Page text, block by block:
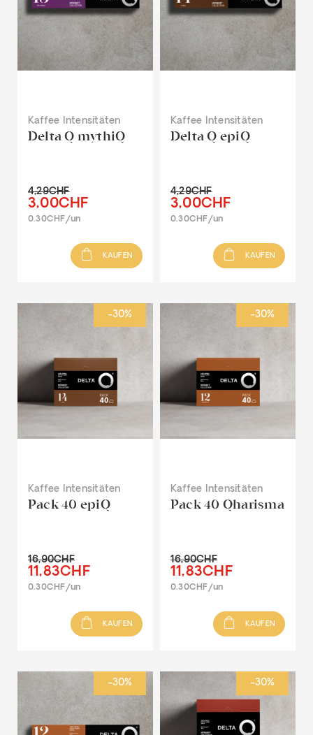
Kaffee Intensitäten
Delta Q mythiQ
4,29CHF
3,00CHF
0.30CHF/un
KAUFEN
Kaffee Intensitäten
Delta Q epiQ
4,29CHF
3,00CHF
0.30CHF/un
KAUFEN
-30%
Kaffee Intensitäten
Pack 40 epiQ
16,90CHF
11,83CHF
0.30CHF/un
KAUFEN
-30%
Kaffee Intensitäten
Pack 40 Qharisma
16,90CHF
11,83CHF
0.30CHF/un
KAUFEN
-30% -30%